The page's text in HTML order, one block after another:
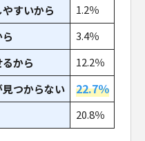
すいから
1.2％
3.4％
から
12.2％
つからない
22.7％
20.8％